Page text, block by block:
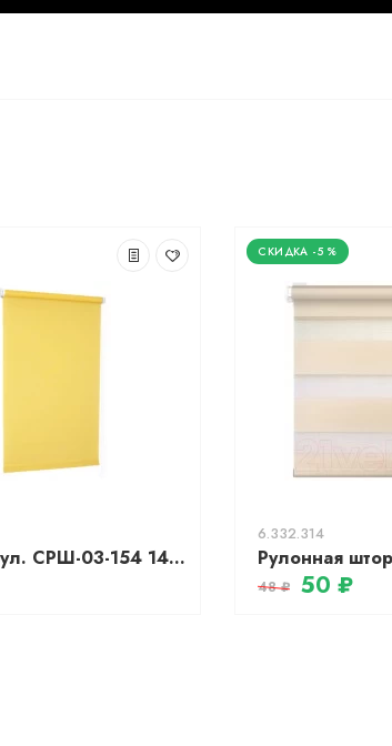
Штора рул. СРШ-03-154 140/170 Сантайм Уни, мимоза, РБ
-5 %
6.332.314
48 ₽ 50 ₽